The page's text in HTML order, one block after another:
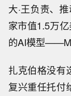
大·王负责、
家市值1.5万
的AI模型
扎克伯格没有
复兴重任托付